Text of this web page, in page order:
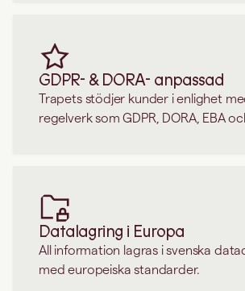
GDPR- & DORA- anpassad
Trapets stödjer kunder i enlighet
regelverk som GDPR, DORA, EBA
Datalagring i Europa
All information lagras i svenska
med europeiska standarder.